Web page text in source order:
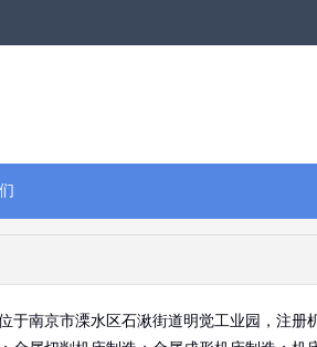
于南京市溧水区石湫街道明觉工业园，注